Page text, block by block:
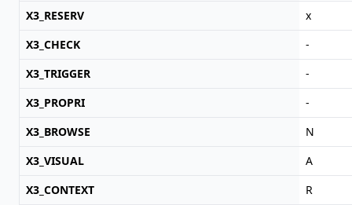
X3_RESERV
x
X3_CHECK
-
X3_TRIGGER
-
X3_PROPRI
-
X3_BROWSE
N
X3_VISUAL
A
X3_CONTEXT
R